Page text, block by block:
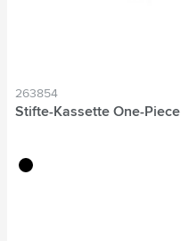
263854
Stifte-Kassette One-Piece
noir